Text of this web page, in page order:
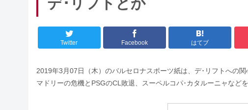
Twitter Facebook はてブ
2019年3月07日（木）のバルセロナスポーツ紙は、デ･リフトへの
マドリーの危機とPSGのCL敗退、スーペルコパ･カタルーニャなどを